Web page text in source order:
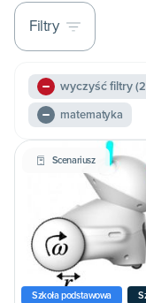
Filtry
wyczyść filtry
matematyka
Scenariusz
Szkoła podstawowa